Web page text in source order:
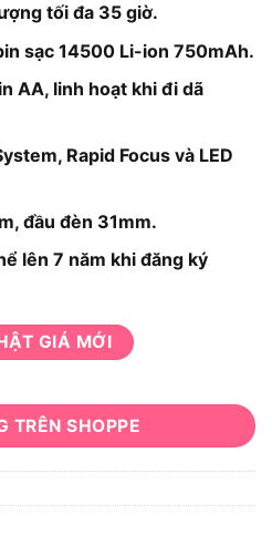
tối đa 35 giờ.
sạc 14500 Li-ion 750mAh.
AA, linh hoạt khi đi dã
Rapid Focus và LED
đầu đèn 31mm.
lên 7 năm khi đăng ký
GIÁ MỚI
số lượng
TRÊN SHOPPE